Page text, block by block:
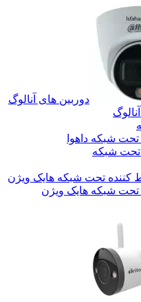
دوربین های آنالوگ
شبکه داهوا
تحت شبکه
کننده تحت شبکه هایک ویژن
تحت شبکه هایک ویژن